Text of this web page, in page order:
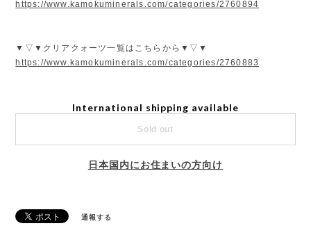
https://www.kamokuminerals.com/categories/2760894
▼▽▼クリアクォーツ一覧はこちらから▼▽▼
https://www.kamokuminerals.com/categories/2760883
International shipping available
Sold out
日本国内にお住まいの方向け
通報する